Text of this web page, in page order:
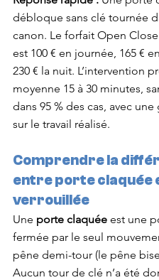
débloque sans clé tournée
canon. Le forfait Open Close
est 100 € en journée, 165 €
230 € la nuit. L’intervention
moyenne 15 à 30 minutes,
dans 95 % des cas, avec une
sur le travail réalisé.
Comprendre la
entre porte claquée
verrouillée
Une porte claquée est une
fermée par le seul
pêne demi-tour (le pêne
Aucun tour de clé n’a été